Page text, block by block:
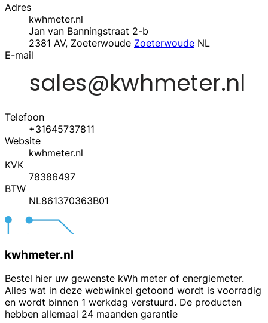
Adres
kwhmeter.nl
Jan van Banningstraat 2-b
2381 AV, Zoeterwoude Zoeterwoude NL
E-mail
Telefoon
+31645737811
Website
kwhmeter.nl
KVK
78386497
BTW
NL861370363B01
kwhmeter.nl
Bestel hier uw gewenste kWh meter of energiemeter.
Alles wat in deze webwinkel getoond wordt is voorradig
en wordt binnen 1 werkdag verstuurd. De producten
hebben allemaal 24 maanden garantie